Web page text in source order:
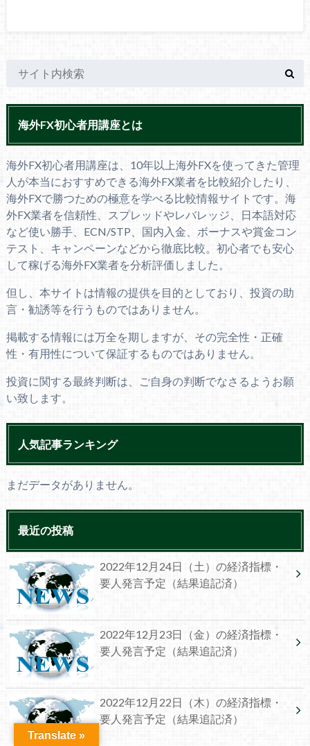
海外FX初心者用講座とは
海外FX初心者用講座は、10年以上海外FXを使ってきた管理
人が本当におすすめできる海外FX業者を比較紹介したり、
海外FXで勝つための極意を学べる比較情報サイトです。海
外FX業者を信頼性、スプレッドやレバレッジ、日本語対応
など使い勝手、ECN/STP、国内入金、ボーナスや賞金コン
テスト、キャンペーンなどから徹底比較。初心者でも安心
して稼げる海外FX業者を分析評価しました。
但し、本サイトは情報の提供を目的としており、投資の助
言・勧誘等を行うものではありません。
掲載する情報には万全を期しますが、その完全性・正確
性・有用性について保証するものではありません。
投資に関する最終判断は、ご自身の判断でなさるようお願
い致します。
人気記事ランキング
まだデータがありません。
最近の投稿
2022年12月24日（土）の経済指標・
要人発言予定（結果追記済）
2022年12月23日（金）の経済指標・
要人発言予定（結果追記済）
2022年12月22日（木）の経済指標・
要人発言予定（結果追記済）
Translate »